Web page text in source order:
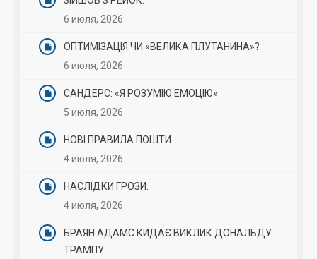
6 июля, 2026
ОПТИМІЗАЦІЯ ЧИ «ВЕЛИКА ПЛУТАНИНА»?
6 июля, 2026
САНДЕРС: «Я РОЗУМІЮ ЕМОЦІЮ».
5 июля, 2026
НОВІ ПРАВИЛА ПОШТИ.
4 июля, 2026
НАСЛІДКИ ГРОЗИ.
4 июля, 2026
БРАЯН АДАМС КИДАЄ ВИКЛИК ДОНАЛЬДУ
ТРАМПУ.